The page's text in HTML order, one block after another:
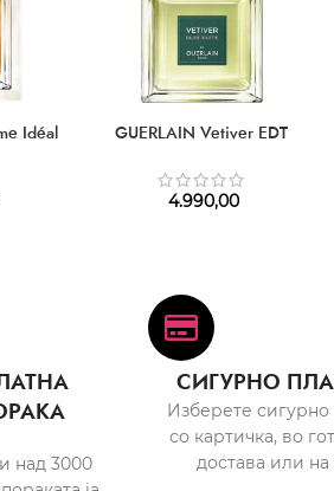
Idéal
GUERLAIN Vetiver EDT
4.990,00
над 3000
СИГУРНО
Изберете
со картичка, во
достава или на